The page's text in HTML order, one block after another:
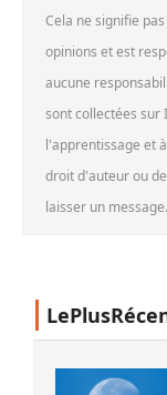
Cela ne signifie
opinions et est
aucune
sont collectées sur
l'apprentissage et
droit d'auteur ou
laisser un message.